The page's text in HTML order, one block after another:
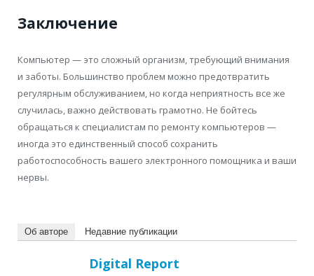
Заключение
Компьютер — это сложный организм, требующий внимания
и заботы. Большинство проблем можно предотвратить
регулярным обслуживанием, но когда неприятность все же
случилась, важно действовать грамотно. Не бойтесь
обращаться к специалистам по ремонту компьютеров —
иногда это единственный способ сохранить
работоспособность вашего электронного помощника и ваши
нервы.
Об авторе Недавние публикации
Digital Report